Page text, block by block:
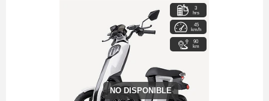
NO DISPONIBLE
3
hrs
45
km/h
90
km